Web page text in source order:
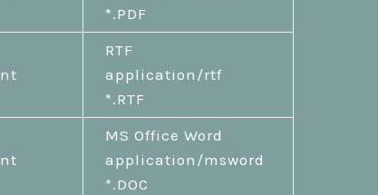
*.PDF
RTF
application/rtf
*.RTF
MS Office Word
application/msword
*.DOC